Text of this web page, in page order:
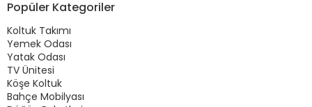
Popüler Kategoriler
Koltuk Takımı
Yemek Odası
Yatak Odası
TV Ünitesi
Köşe Koltuk
Bahçe Mobilyası